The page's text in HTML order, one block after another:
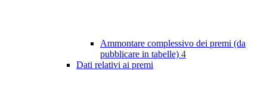
Ammontare complessivo dei premi (da
pubblicare in tabelle) 4
Dati relativi ai premi